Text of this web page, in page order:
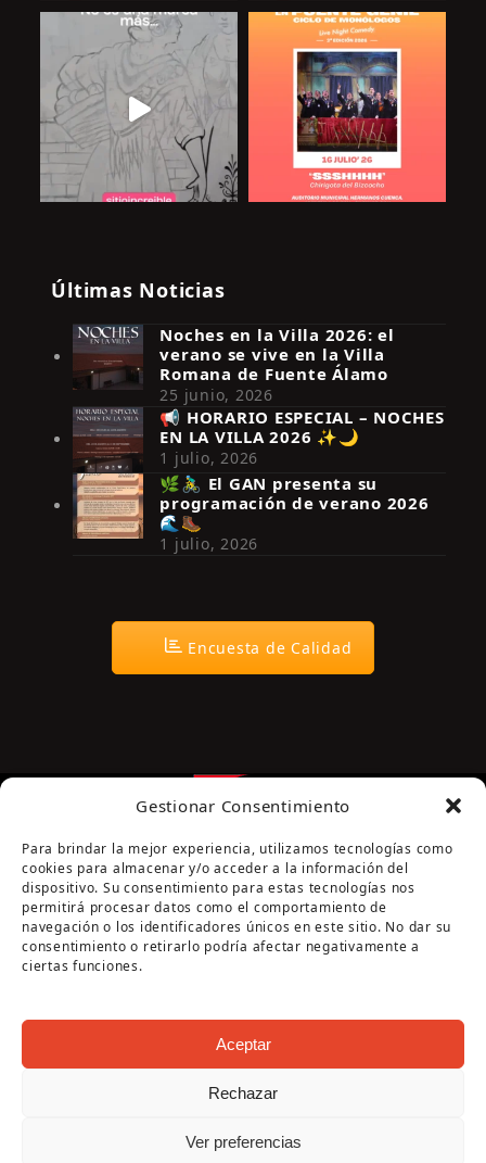
Gestionar Consentimiento
Para brindar la mejor experiencia, utilizamos tecnologías como
cookies para almacenar y/o acceder a la información del
dispositivo. Su consentimiento para estas tecnologías nos
permitirá procesar datos como el comportamiento de
navegación o los identificadores únicos en este sitio. No dar su
consentimiento o retirarlo podría afectar negativamente a
ciertas funciones.
Aceptar
Rechazar
Ver preferencias
Síguenos en Instagram
Últimas Noticias
Noches en la Villa 2026: el
verano se vive en la Villa
Romana de Fuente Álamo
25 junio, 2026
📢 HORARIO ESPECIAL – NOCHES
EN LA VILLA 2026 ✨🌙
1 julio, 2026
🌿🚴‍♂️ El GAN presenta su
programación de verano 2026
🌊🥾
1 julio, 2026
Encuesta de Calidad
Página cofinanciada por la Diputación de Córdoba
Copyright Oficina de Turismo - Ayuntamiento de